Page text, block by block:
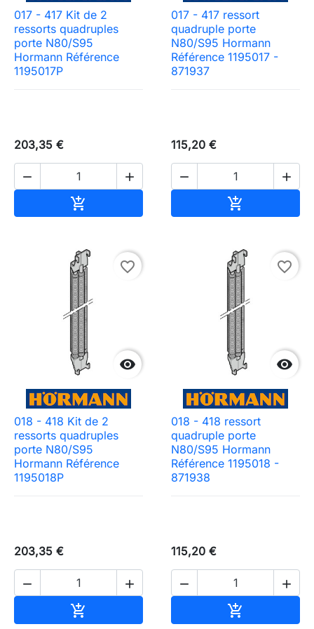
017 - 417 Kit de 2
ressorts quadruples
porte N80/S95
Hormann Référence
1195017P
203,35 €
 

017 - 417 ressort
quadruple porte
N80/S95 Hormann
Référence 1195017 -
871937
115,20 €
 


favorite_border
018 - 418 Kit de 2
ressorts quadruples
porte N80/S95
Hormann Référence
1195018P
203,35 €
 


favorite_border
018 - 418 ressort
quadruple porte
N80/S95 Hormann
Référence 1195018 -
871938
115,20 €
 
